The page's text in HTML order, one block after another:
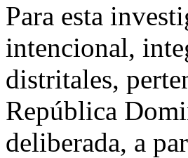
Para esta
intencional,
distritales,
República
deliberada, a